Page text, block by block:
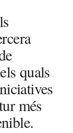
quals
més